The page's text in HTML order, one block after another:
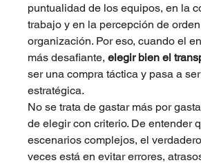
puntualidad de los equipos, en la
trabajo y en la percepción de
organización. Por eso, cuando el
más desafiante, elegir bien el
ser una compra táctica y pasa a
estratégica.
No se trata de gastar más por
de elegir con criterio. De entender
escenarios complejos, el
veces está en evitar errores,